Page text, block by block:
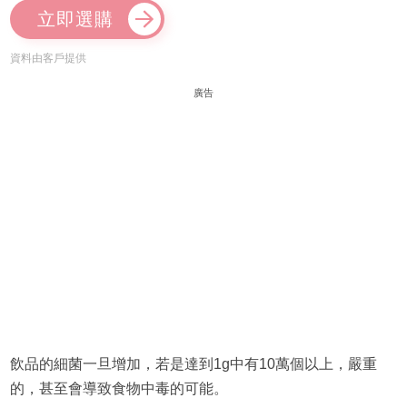
立即選購
資料由客戶提供
廣告
飲品的細菌一旦增加，若是達到1g中有10萬個以上，嚴重
的，甚至會導致食物中毒的可能。